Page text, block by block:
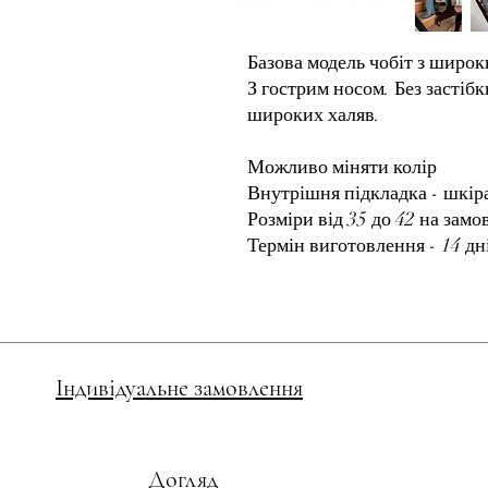
Базова модель чобіт з
З гострим носом. Без
широких халяв.
Можливо міняти колір
Внутрішня підкладка -
Розміри від 35 до 42 на
Термін виготовлення - 14
Індивідуальне замовлення
Догляд